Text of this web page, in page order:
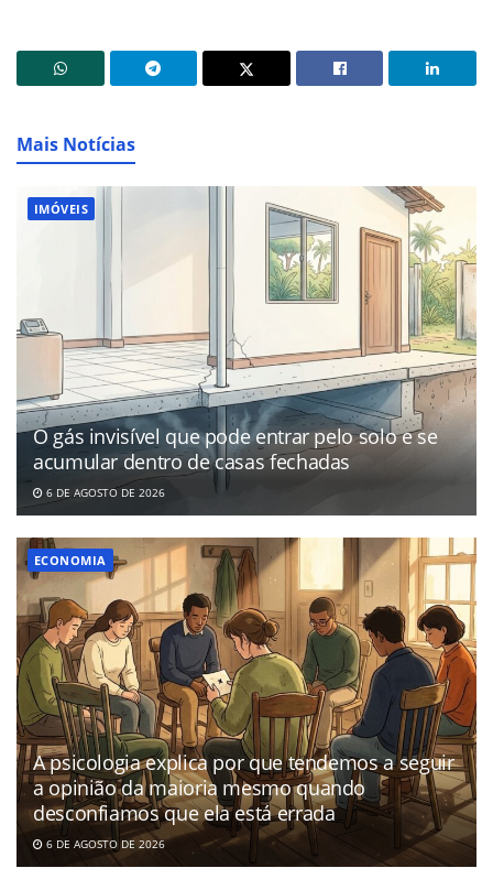
Mais Notícias
IMÓVEIS
O gás invisível que pode entrar pelo solo e se
acumular dentro de casas fechadas
6 DE AGOSTO DE 2026
ECONOMIA
A psicologia explica por que tendemos a seguir
a opinião da maioria mesmo quando
desconfiamos que ela está errada
6 DE AGOSTO DE 2026